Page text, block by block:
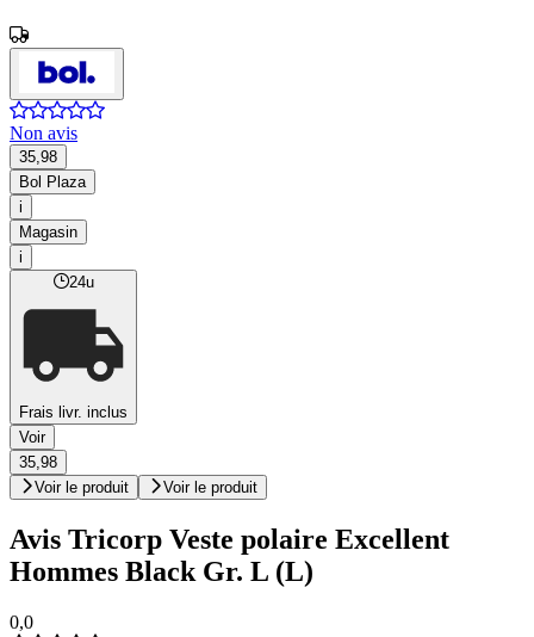
Non avis
35,98
Bol Plaza
i
Magasin
i
24u
Frais livr. inclus
Voir
35,98
Voir le produit
Voir le produit
Avis Tricorp Veste polaire Excellent
Hommes Black Gr. L (L)
0,0